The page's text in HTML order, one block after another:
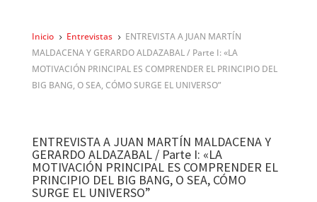
Inicio 5 Entrevistas 5
ENTREVISTA A JUAN MARTÍN
MALDACENA Y GERARDO ALDAZABAL / Parte I: «LA
MOTIVACIÓN PRINCIPAL ES COMPRENDER EL PRINCIPIO DEL
BIG BANG, O SEA, CÓMO SURGE EL UNIVERSO”
ENTREVISTA A JUAN MARTÍN MALDACENA Y
GERARDO ALDAZABAL / Parte I: «LA
MOTIVACIÓN PRINCIPAL ES COMPRENDER EL
PRINCIPIO DEL BIG BANG, O SEA, CÓMO
SURGE EL UNIVERSO”